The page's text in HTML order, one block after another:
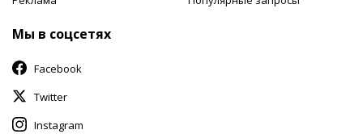
Мы в соцсетях
Facebook
Twitter
Instagram